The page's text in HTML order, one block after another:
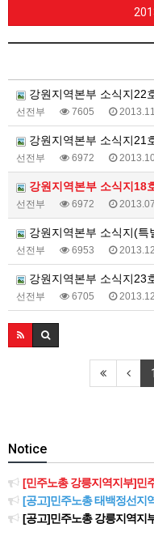
강원지역본부 소식지22
선전부 7605
강원지역본부 소식지21
선전부 6972
강원지역본부 소식지18
선전부 6972
강원지역본부 소식지(특
선전부 6953
강원지역본부 소식지23
선전부 6705
1
Notice
[민주노총 강릉지역지부]민주노총
[공고]민주노총 태백정선지역
[공고]민주노총 강릉지역지부